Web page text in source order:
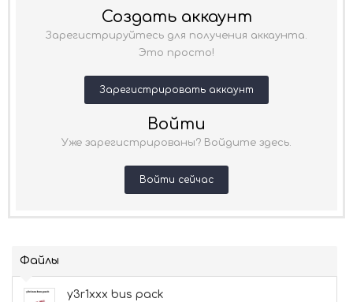
Создать аккаунт
Зарегистрируйтесь для получения аккаунта.
Это просто!
Зарегистрировать аккаунт
Войти
Уже зарегистрированы? Войдите здесь.
Войти сейчас
Файлы
y3r1xxx bus pack